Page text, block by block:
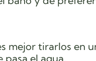
mejor tirarlos en
el agua.